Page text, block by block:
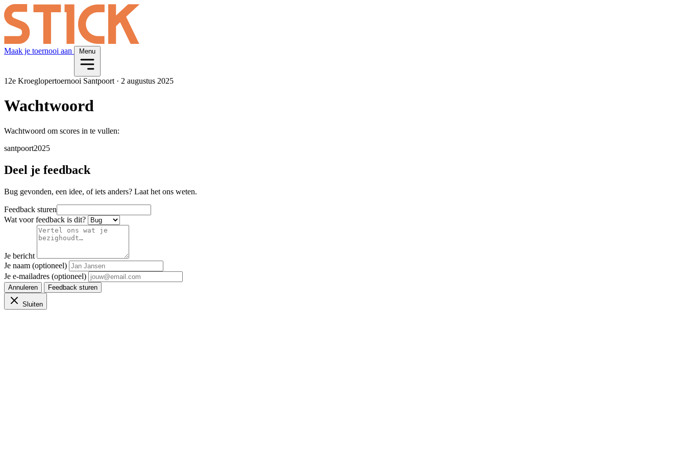
Maak je toernooi aan Menu
12e Kroeglopertoernooi Santpoort · 2 augustus 2025
Wachtwoord
Wachtwoord om scores in te vullen:
santpoort2025
Deel je feedback
Bug gevonden, een idee, of iets anders? Laat het ons weten.
Feedback sturen
Wat voor feedback is dit?
Je bericht
Je naam (optioneel)
Je e-mailadres (optioneel)
Annuleren Feedback sturen
Sluiten